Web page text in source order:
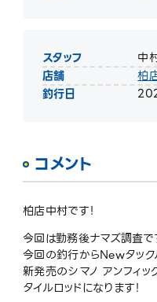
スタッフ
中
店舗
柏
釣行日
コメント
柏店中村です！
今回は勤務後ナマズ調査で
今回の釣行からNewタック
新発売のシマノ アンフィッ
タイルロッドになります！